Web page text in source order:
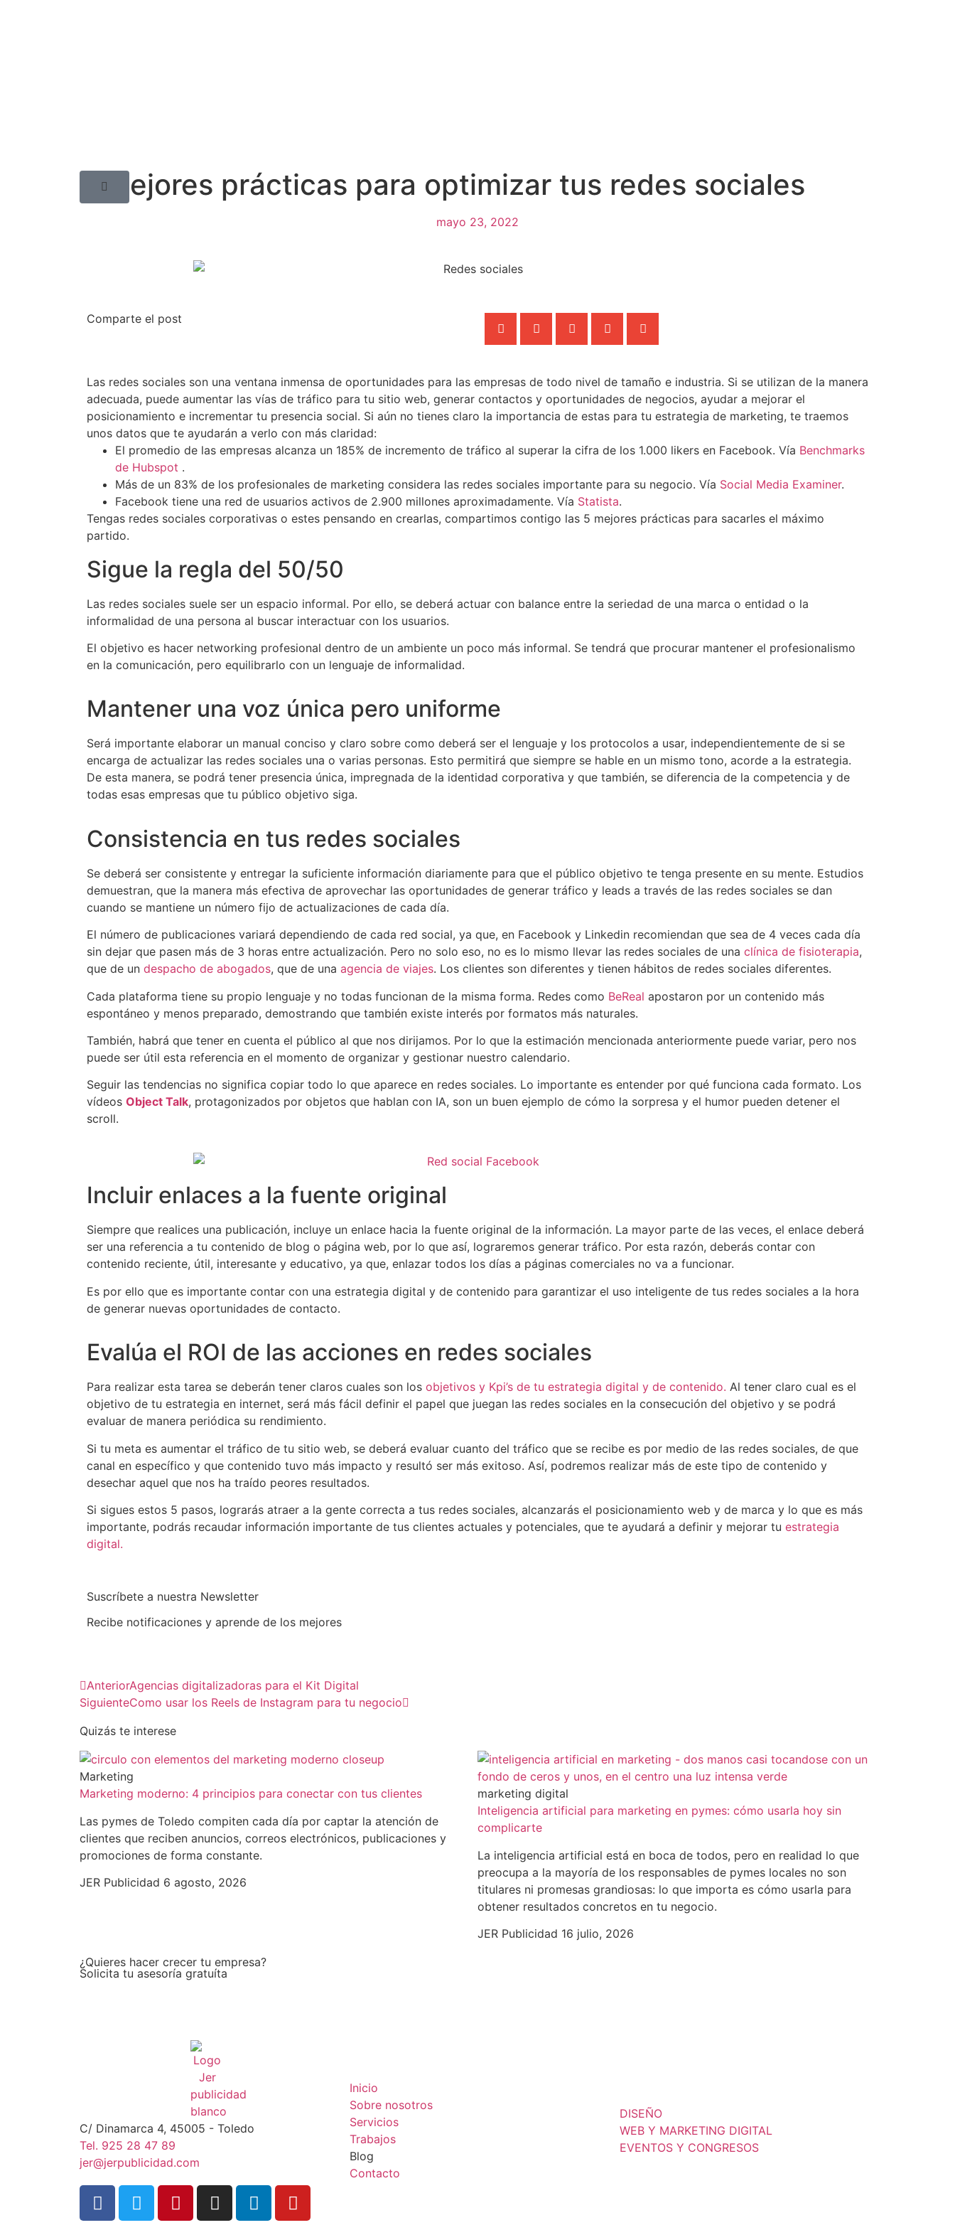
5 mejores prácticas para optimizar tus redes sociales
mayo 23, 2022
Comparte el post
Las redes sociales son una ventana inmensa de oportunidades para las empresas de todo nivel de tamaño e industria. Si se utilizan de la manera
adecuada, puede aumentar las vías de tráfico para tu sitio web, generar contactos y oportunidades de negocios, ayudar a mejorar el
posicionamiento e incrementar tu presencia social. Si aún no tienes claro la importancia de estas para tu estrategia de marketing, te traemos
unos datos que te ayudarán a verlo con más claridad:
El promedio de las empresas alcanza un 185% de incremento de tráfico al superar la cifra de los 1.000 likers en Facebook. Vía Benchmarks
de Hubspot .
Más de un 83% de los profesionales de marketing considera las redes sociales importante para su negocio. Vía Social Media Examiner.
Facebook tiene una red de usuarios activos de 2.900 millones aproximadamente. Vía Statista.
Tengas redes sociales corporativas o estes pensando en crearlas, compartimos contigo las 5 mejores prácticas para sacarles el máximo
partido.
Sigue la regla del 50/50
Las redes sociales suele ser un espacio informal. Por ello, se deberá actuar con balance entre la seriedad de una marca o entidad o la
informalidad de una persona al buscar interactuar con los usuarios.
El objetivo es hacer networking profesional dentro de un ambiente un poco más informal. Se tendrá que procurar mantener el profesionalismo
en la comunicación, pero equilibrarlo con un lenguaje de informalidad.
Mantener una voz única pero uniforme
Será importante elaborar un manual conciso y claro sobre como deberá ser el lenguaje y los protocolos a usar, independientemente de si se
encarga de actualizar las redes sociales una o varias personas. Esto permitirá que siempre se hable en un mismo tono, acorde a la estrategia.
De esta manera, se podrá tener presencia única, impregnada de la identidad corporativa y que también, se diferencia de la competencia y de
todas esas empresas que tu público objetivo siga.
Consistencia en tus redes sociales
Se deberá ser consistente y entregar la suficiente información diariamente para que el público objetivo te tenga presente en su mente. Estudios
demuestran, que la manera más efectiva de aprovechar las oportunidades de generar tráfico y leads a través de las redes sociales se dan
cuando se mantiene un número fijo de actualizaciones de cada día.
El número de publicaciones variará dependiendo de cada red social, ya que, en Facebook y Linkedin recomiendan que sea de 4 veces cada día
sin dejar que pasen más de 3 horas entre actualización. Pero no solo eso, no es lo mismo llevar las redes sociales de una clínica de fisioterapia,
que de un despacho de abogados, que de una agencia de viajes. Los clientes son diferentes y tienen hábitos de redes sociales diferentes.
Cada plataforma tiene su propio lenguaje y no todas funcionan de la misma forma. Redes como BeReal apostaron por un contenido más
espontáneo y menos preparado, demostrando que también existe interés por formatos más naturales.
También, habrá que tener en cuenta el público al que nos dirijamos. Por lo que la estimación mencionada anteriormente puede variar, pero nos
puede ser útil esta referencia en el momento de organizar y gestionar nuestro calendario.
Seguir las tendencias no significa copiar todo lo que aparece en redes sociales. Lo importante es entender por qué funciona cada formato. Los
vídeos Object Talk, protagonizados por objetos que hablan con IA, son un buen ejemplo de cómo la sorpresa y el humor pueden detener el
scroll.
Incluir enlaces a la fuente original
Siempre que realices una publicación, incluye un enlace hacia la fuente original de la información. La mayor parte de las veces, el enlace deberá
ser una referencia a tu contenido de blog o página web, por lo que así, lograremos generar tráfico. Por esta razón, deberás contar con
contenido reciente, útil, interesante y educativo, ya que, enlazar todos los días a páginas comerciales no va a funcionar.
Es por ello que es importante contar con una estrategia digital y de contenido para garantizar el uso inteligente de tus redes sociales a la hora
de generar nuevas oportunidades de contacto.
Evalúa el ROI de las acciones en redes sociales
Para realizar esta tarea se deberán tener claros cuales son los objetivos y Kpi’s de tu estrategia digital y de contenido. Al tener claro cual es el
objetivo de tu estrategia en internet, será más fácil definir el papel que juegan las redes sociales en la consecución del objetivo y se podrá
evaluar de manera periódica su rendimiento.
Si tu meta es aumentar el tráfico de tu sitio web, se deberá evaluar cuanto del tráfico que se recibe es por medio de las redes sociales, de que
canal en específico y que contenido tuvo más impacto y resultó ser más exitoso. Así, podremos realizar más de este tipo de contenido y
desechar aquel que nos ha traído peores resultados.
Si sigues estos 5 pasos, lograrás atraer a la gente correcta a tus redes sociales, alcanzarás el posicionamiento web y de marca y lo que es más
importante, podrás recaudar información importante de tus clientes actuales y potenciales, que te ayudará a definir y mejorar tu estrategia
digital.
Suscríbete a nuestra Newsletter
Recibe notificaciones y aprende de los mejores
AnteriorAgencias digitalizadoras para el Kit Digital
SiguienteComo usar los Reels de Instagram para tu negocio
Quizás te interese
Marketing
Marketing moderno: 4 principios para conectar con tus clientes
Las pymes de Toledo compiten cada día por captar la atención de
clientes que reciben anuncios, correos electrónicos, publicaciones y
promociones de forma constante.
JER Publicidad 6 agosto, 2026
marketing digital
Inteligencia artificial para marketing en pymes: cómo usarla hoy sin
complicarte
La inteligencia artificial está en boca de todos, pero en realidad lo que
preocupa a la mayoría de los responsables de pymes locales no son
titulares ni promesas grandiosas: lo que importa es cómo usarla para
obtener resultados concretos en tu negocio.
JER Publicidad 16 julio, 2026
¿Quieres hacer crecer tu empresa?
Solicita tu asesoría gratuíta
C/ Dinamarca 4, 45005 - Toledo
Tel. 925 28 47 89
jer@jerpublicidad.com
Inicio
Sobre nosotros
Servicios
Trabajos
Blog
Contacto
DISEÑO
WEB Y MARKETING DIGITAL
EVENTOS Y CONGRESOS